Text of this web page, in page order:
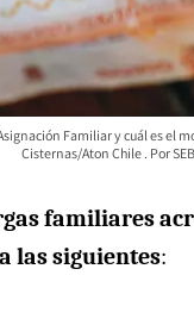
Familiar y cuál es el
Cisternas/Aton Chile
familiares
las siguientes: